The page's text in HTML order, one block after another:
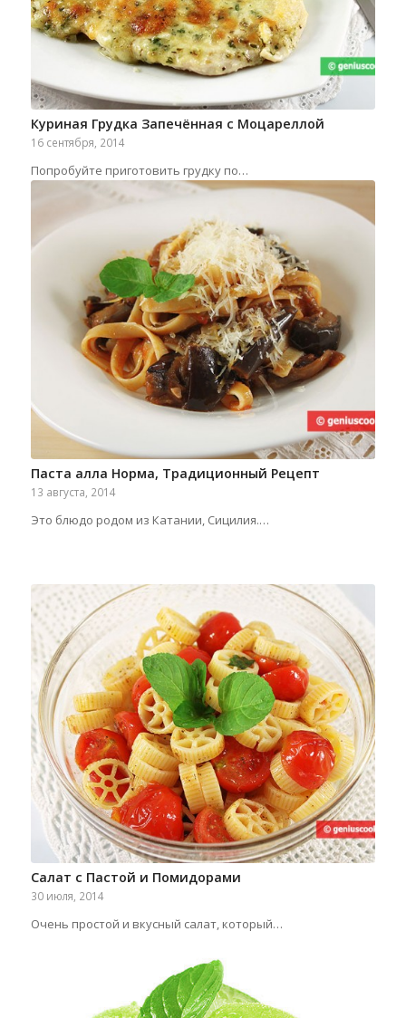
Куриная Грудка Запечённая с Моцареллой
16 сентября, 2014
Попробуйте приготовить грудку по…
Паста алла Норма, Традиционный Рецепт
13 августа, 2014
Это блюдо родом из Катании, Сицилия.…
Салат с Пастой и Помидорами
30 июля, 2014
Очень простой и вкусный салат, который…